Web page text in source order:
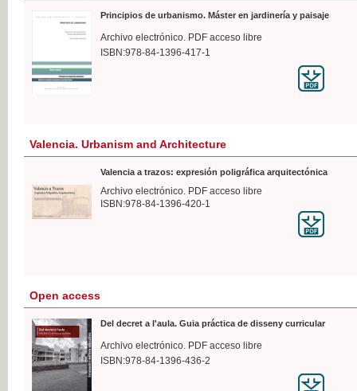
Principios de urbanismo. Máster en jardinería y paisaje
Archivo electrónico. PDF acceso libre
ISBN:978-84-1396-417-1
Valencia. Urbanism and Architecture
Valencia a trazos: expresión poligráfica arquitectónica
Archivo electrónico. PDF acceso libre
ISBN:978-84-1396-420-1
Open access
Del decret a l'aula. Guia práctica de disseny curricular
Archivo electrónico. PDF acceso libre
ISBN:978-84-1396-436-2